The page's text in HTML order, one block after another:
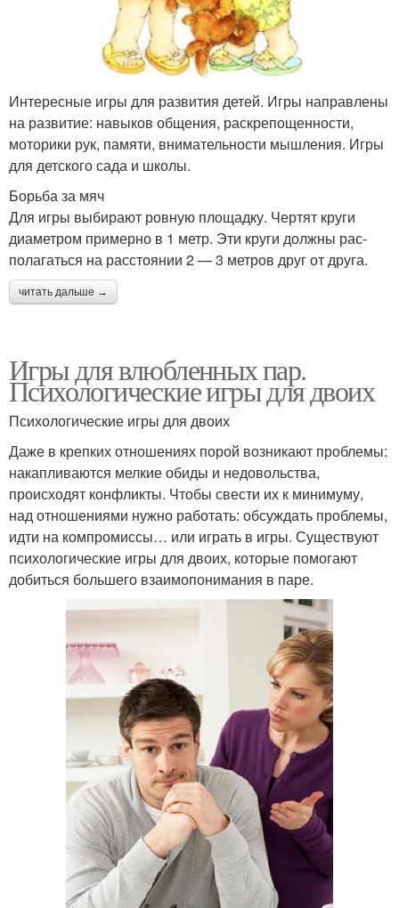
Интересные игры для развития детей. Игры направлены
на развитие: навыков общения, раскрепощенности,
моторики рук, памяти, внимательности мышления. Игры
для детского сада и школы.
Борьба за мяч
Для игры выбирают ровную площадку. Чертят круги
диаметром примерно в 1 метр. Эти круги должны рас­
полагаться на расстоянии 2 — 3 метров друг от друга.
читать дальше →
Игры для влюбленных пар.
Психологические игры для двоих
Психологические игры для двоих
Даже в крепких отношениях порой возникают проблемы:
накапливаются мелкие обиды и недовольства,
происходят конфликты. Чтобы свести их к минимуму,
над отношениями нужно работать: обсуждать проблемы,
идти на компромиссы… или играть в игры. Существуют
психологические игры для двоих, которые помогают
добиться большего взаимопонимания в паре.